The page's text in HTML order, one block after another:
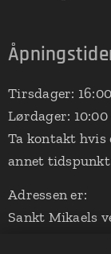
Tirsdager:
Lørdager: 10:00
Ta kontakt hvis
annet
Adressen er:
Sankt Mikaels